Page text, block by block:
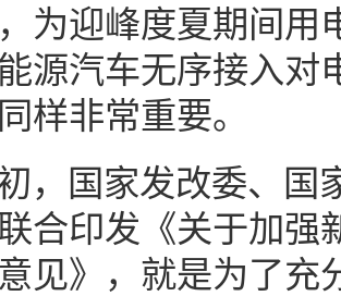
为迎峰度夏期间用
源汽车无序接入对
样非常重要。
，国家发改委、国
合印发《关于加强
见》，就是为了充